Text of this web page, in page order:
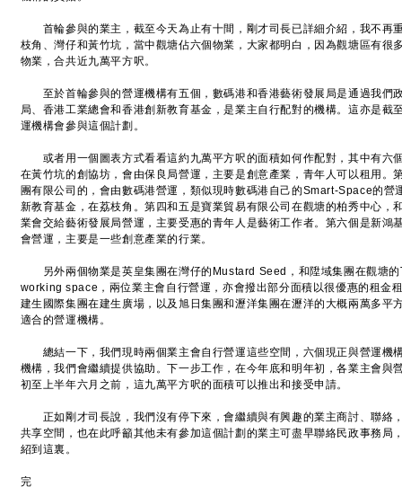
首輪參與的業主，截至今天為止有十間，剛才司長已詳細介紹，我不再
枝角、灣仔和黃竹坑，當中觀塘佔六個物業，大家都明白，因為觀塘區有很
物業，合共近九萬平方呎。
至於首輪參與的營運機構有五個，數碼港和香港藝術發展局是通過我們
局、香港工業總會和香港創新教育基金，是業主自行配對的機構。這亦是截
運機構會參與這個計劃。
或者用一個圖表方式看看這約九萬平方呎的面積如何作配對，其中有六
在黃竹坑的創協坊，會由保良局營運，主要是創意產業，青年人可以租用。
團有限公司的，會由數碼港營運，類似現時數碼港自己的Smart-Space的營
新教育基金，在荔枝角。第四和五是寶業貿易有限公司在觀塘的柏秀中心，
業會交給藝術發展局營運，主要受惠的青年人是藝術工作者。第六個是新鴻
會營運，主要是一些創意產業的行業。
另外兩個物業是英皇集團在灣仔的Mustard Seed，和陞域集團在觀塘的
working space，兩位業主會自行營運，亦會撥出部分面積以很優惠的租金
建生國際集團在建生廣場，以及旭日集團和瀝洋集團在瀝洋的大概兩萬多平
適合的營運機構。
總結一下，我們現時兩個業主會自行營運這些空間，六個現正與營運機
機構，我們會繼續提供協助。下一步工作，在今年底和明年初，各業主會與
初至上半年六月之前，這九萬平方呎的面積可以推出和接受申請。
正如剛才司長說，我們沒有停下來，會繼續與有興趣的業主商討、聯絡
共享空間，也在此呼籲其他未有參加這個計劃的業主可盡早聯絡民政事務局
紹到這裏。
完